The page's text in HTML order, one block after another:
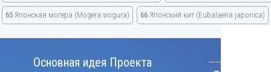
65 Японская могера (Mogera wogura) 66 Японский кит (Eubalaena japonica)
Основная идея Проекта